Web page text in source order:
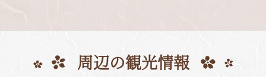
周辺の観光情報